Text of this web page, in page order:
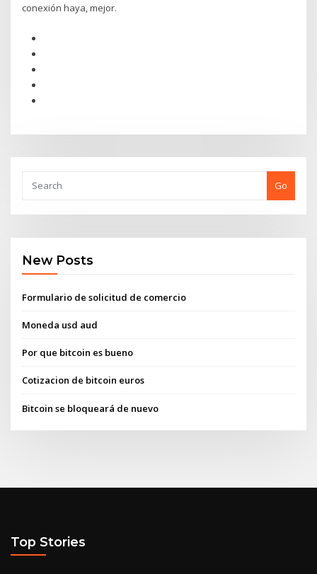
conexión haya, mejor.
Go
New Posts
Formulario de solicitud de comercio
Moneda usd aud
Por que bitcoin es bueno
Cotizacion de bitcoin euros
Bitcoin se bloqueará de nuevo
Top Stories